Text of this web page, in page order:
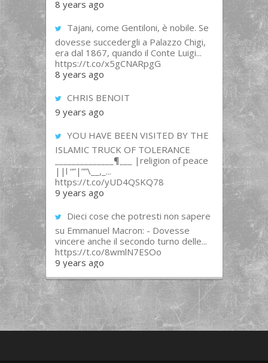
8 years ago
Tajani, come Gentiloni, è nobile. Se
dovesse succedergli a Palazzo Chigi,
era dal 1867, quando il Conte Luigi...
https://t.co/x5gCNARpgG
8 years ago
CHRIS BENOIT
9 years ago
YOU HAVE BEEN VISITED BY THE
ISLAMIC TRUCK OF TOLERANCE
______________¶___ |religion of peace
||l “”|””\__,_...
https://t.co/yUD4QSKQ78
9 years ago
Dieci cose che potresti non sapere
su Emmanuel Macron: - Dovesse
vincere anche il secondo turno delle...
https://t.co/8wmlN7ESOo
9 years ago